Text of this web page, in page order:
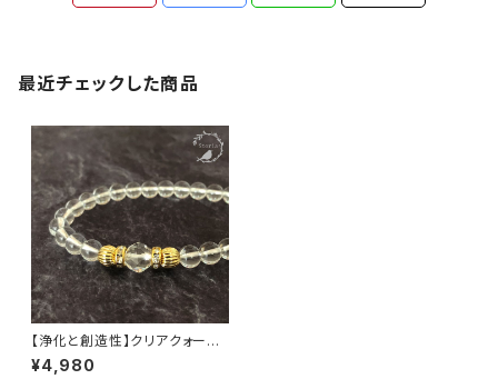
最近チェックした商品
【浄化と創造性】クリアクォーツ
×スターカット水晶 ブレスレット
¥4,980